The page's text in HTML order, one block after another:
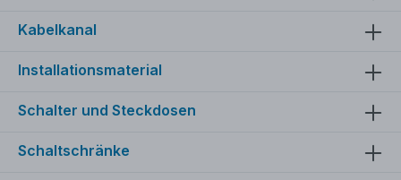
Kabelkanal
Installationsmaterial
Schalter und Steckdosen
Schaltschränke